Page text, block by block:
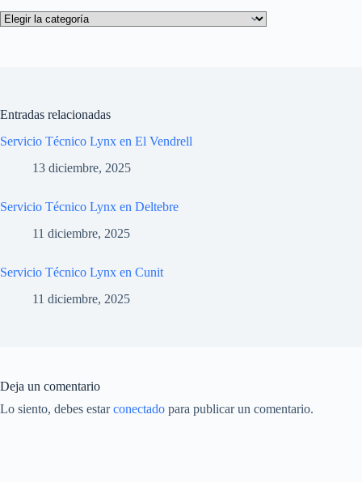
Categorías
Entradas relacionadas
Servicio Técnico Lynx en El Vendrell
13 diciembre, 2025
Servicio Técnico Lynx en Deltebre
11 diciembre, 2025
Servicio Técnico Lynx en Cunit
11 diciembre, 2025
Deja un comentario
Lo siento, debes estarconectado para publicar un comentario.